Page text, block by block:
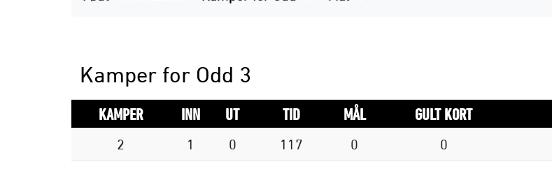
Kamper for Odd 3
KAMPER INN UT TID MÅL GULT KORT
2 1 0 117 0 0